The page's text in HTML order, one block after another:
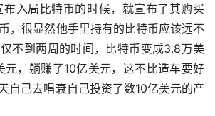
入局比特币的时候，就宣布了其购买
，很显然他手里持有的比特币应该远不
不到两周的时间，比特币变成3.8万美
元，躺赚了10亿美元，这不比造车要好
自己去唱衰自己投资了数10亿美元的产